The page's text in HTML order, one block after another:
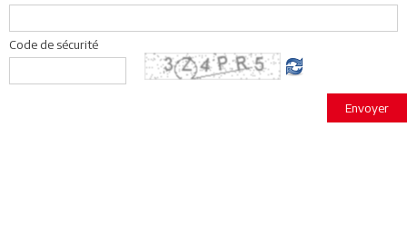
Code de sécurité
Envoyer